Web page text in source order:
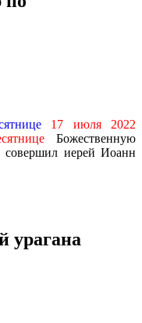
17 июля 2022
Божественную
иерей Иоанн
урагана